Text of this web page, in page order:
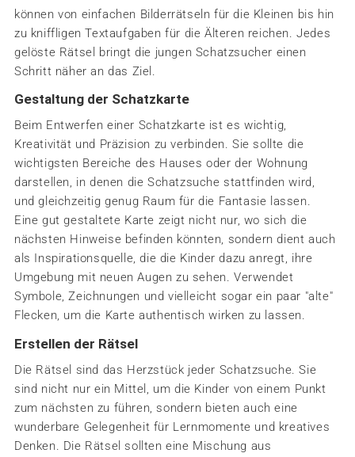
können von einfachen Bilderrätseln für die Kleinen bis hin
zu kniffligen Textaufgaben für die Älteren reichen. Jedes
gelöste Rätsel bringt die jungen Schatzsucher einen
Schritt näher an das Ziel.
Gestaltung der Schatzkarte
Beim Entwerfen einer Schatzkarte ist es wichtig,
Kreativität und Präzision zu verbinden. Sie sollte die
wichtigsten Bereiche des Hauses oder der Wohnung
darstellen, in denen die Schatzsuche stattfinden wird,
und gleichzeitig genug Raum für die Fantasie lassen.
Eine gut gestaltete Karte zeigt nicht nur, wo sich die
nächsten Hinweise befinden könnten, sondern dient auch
als Inspirationsquelle, die die Kinder dazu anregt, ihre
Umgebung mit neuen Augen zu sehen. Verwendet
Symbole, Zeichnungen und vielleicht sogar ein paar "alte"
Flecken, um die Karte authentisch wirken zu lassen.
Erstellen der Rätsel
Die Rätsel sind das Herzstück jeder Schatzsuche. Sie
sind nicht nur ein Mittel, um die Kinder von einem Punkt
zum nächsten zu führen, sondern bieten auch eine
wunderbare Gelegenheit für Lernmomente und kreatives
Denken. Die Rätsel sollten eine Mischung aus